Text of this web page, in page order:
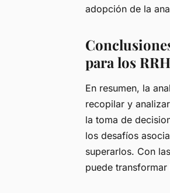
adopción de la
para los
En resumen, la
recopilar y
la toma de
los desafíos
superarlos. Con
puede